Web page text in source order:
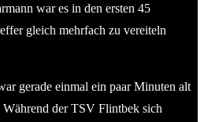
war es in den ersten 45
gleich mehrfach zu vereiteln
gerade einmal ein paar Minuten alt
Während der TSV Flintbek sich